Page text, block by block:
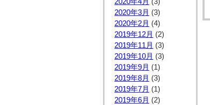
2020年3月 (3)
2020年2月 (4)
2019年12月 (2)
2019年11月 (3)
2019年10月 (3)
2019年9月 (1)
2019年8月 (3)
2019年7月 (1)
2019年6月 (2)